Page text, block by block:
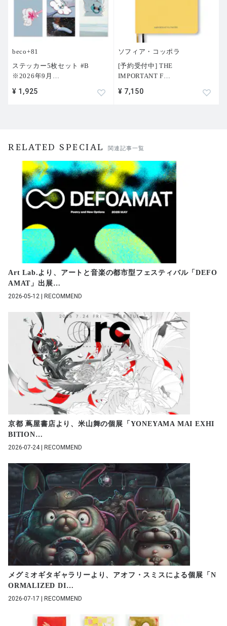
beco+81
ステッカー5枚セット #B
※2026年9月 …
¥ 1,925
ソフィア・コッポラ
[予約受付中] THE
IMPORTANT F…
¥ 7,150
RELATED SPECIAL 関連記事一覧
Art Lab.より、アートと音楽の都市型フェスティバル「DEFO
AMAT」出展…
2026-05-12 | RECOMMEND
京都 蔦屋書店より、米山舞の個展「YONEYAMA MAI EXHI
BITION…
2026-07-24 | RECOMMEND
メグミオギタギャラリーより、アオフ・スミスによる個展「N
ORMALIZED DI…
2026-07-17 | RECOMMEND